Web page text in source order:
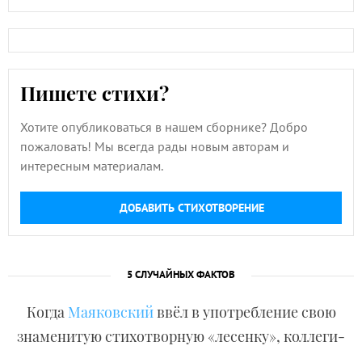
Пишете стихи?
Хотите опубликоваться в нашем сборнике? Добро
пожаловать! Мы всегда рады новым авторам и
интересным материалам.
ДОБАВИТЬ СТИХОТВОРЕНИЕ
5 СЛУЧАЙНЫХ ФАКТОВ
Когда Маяковскийввёл в употребление свою
знаменитую стихотворную «лесенку», коллеги-